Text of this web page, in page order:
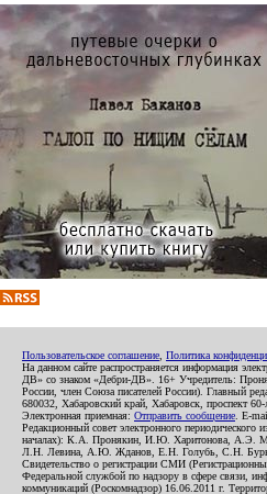
Пользовательское соглашение Политика
На данном сайте распространяется информация
ДВ» со знаком «Дебри-ДВ». 16+ Учредитель:
России, член Союза писателей России). Главный
680032, Хабаровский край, Хабаровск, проспект
Электронная приемная: Отправить сообщение . E-
Редакционный совет электронного
началах): К.А. Пронякин, И.Ю. Харитонова,
Л.Н. Левина, А.Ю. Жданов, Е.Н. Голубь, С.Н.
Свидетельство о регистрации СМИ
Федеральной службой по надзору в сфере связи,
коммуникаций (Роскомнадзор) 16.06.2011 г.